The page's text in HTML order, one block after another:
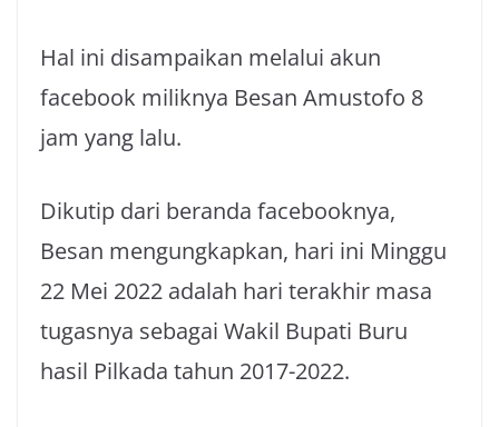
Hal ini disampaikan melalui akun
facebook miliknya Besan Amustofo 8
jam yang lalu.
Dikutip dari beranda facebooknya,
Besan mengungkapkan, hari ini Minggu
22 Mei 2022 adalah hari terakhir masa
tugasnya sebagai Wakil Bupati Buru
hasil Pilkada tahun 2017-2022.